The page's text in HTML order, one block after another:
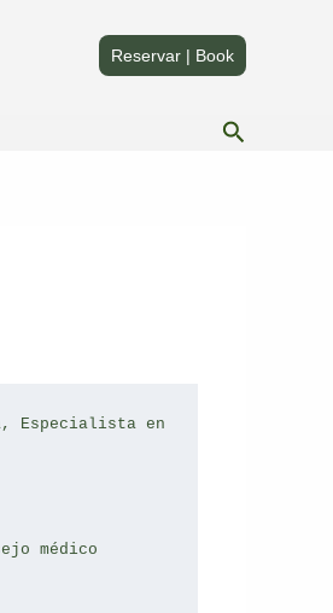
Reservar | Book
Buscar
Especialista en
médico